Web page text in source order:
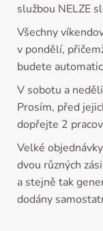
službou NELZE
Všechny
v pondělí,
budete
V sobotu a
Prosím, před
dopřejte 2
Velké
dvou různých
a stejně tak
dodány